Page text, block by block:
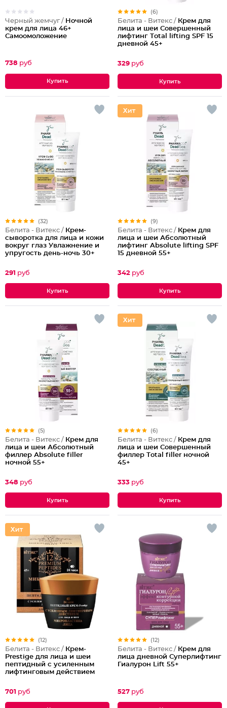
Черный жемчуг / Ночной
крем для лица 46+
Самоомоложение
738 руб
(6)
Белита - Витекс / Крем для
лица и шеи Совершенный
лифтинг Тotal lifting SPF 15
дневной 45+
329 руб
(32)
Белита - Витекс / Крем-
сыворотка для лица и кожи
вокруг глаз Увлажнение и
упругость день-ночь 30+
291 руб
(9)
Белита - Витекс / Крем для
лица и шеи Абсолютный
лифтинг Absolute lifting SPF
15 дневной 55+
342 руб
(5)
Белита - Витекс / Крем для
лица и шеи Абсолютный
филлер Аbsolute filler
ночной 55+
348 руб
(6)
Белита - Витекс / Крем для
лица и шеи Совершенный
филлер Тotal filler ночной
45+
333 руб
(12)
Белита - Витекс / Крем-
Prestige для лица и шеи
пептидный с усиленным
лифтинговым действием
701 руб
(12)
Белита - Витекс / Крем для
лица дневной Суперлифтинг
Гиалурон Lift 55+
527 руб